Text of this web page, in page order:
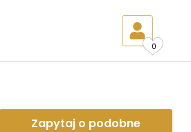
0
Zapytaj o podobne